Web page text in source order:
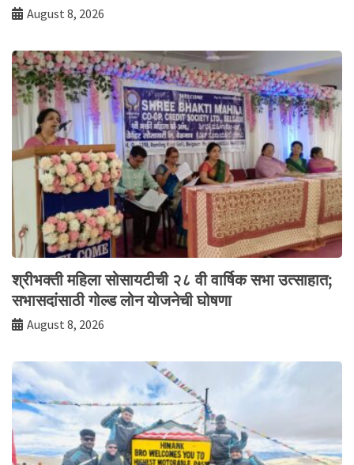
August 8, 2026
श्रीभक्ती महिला सोसायटीची २८ वी वार्षिक सभा उत्साहात;
सभासदांसाठी गोल्ड लोन योजनेची घोषणा
August 8, 2026